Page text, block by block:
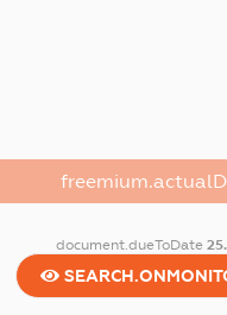
document.dueToDate